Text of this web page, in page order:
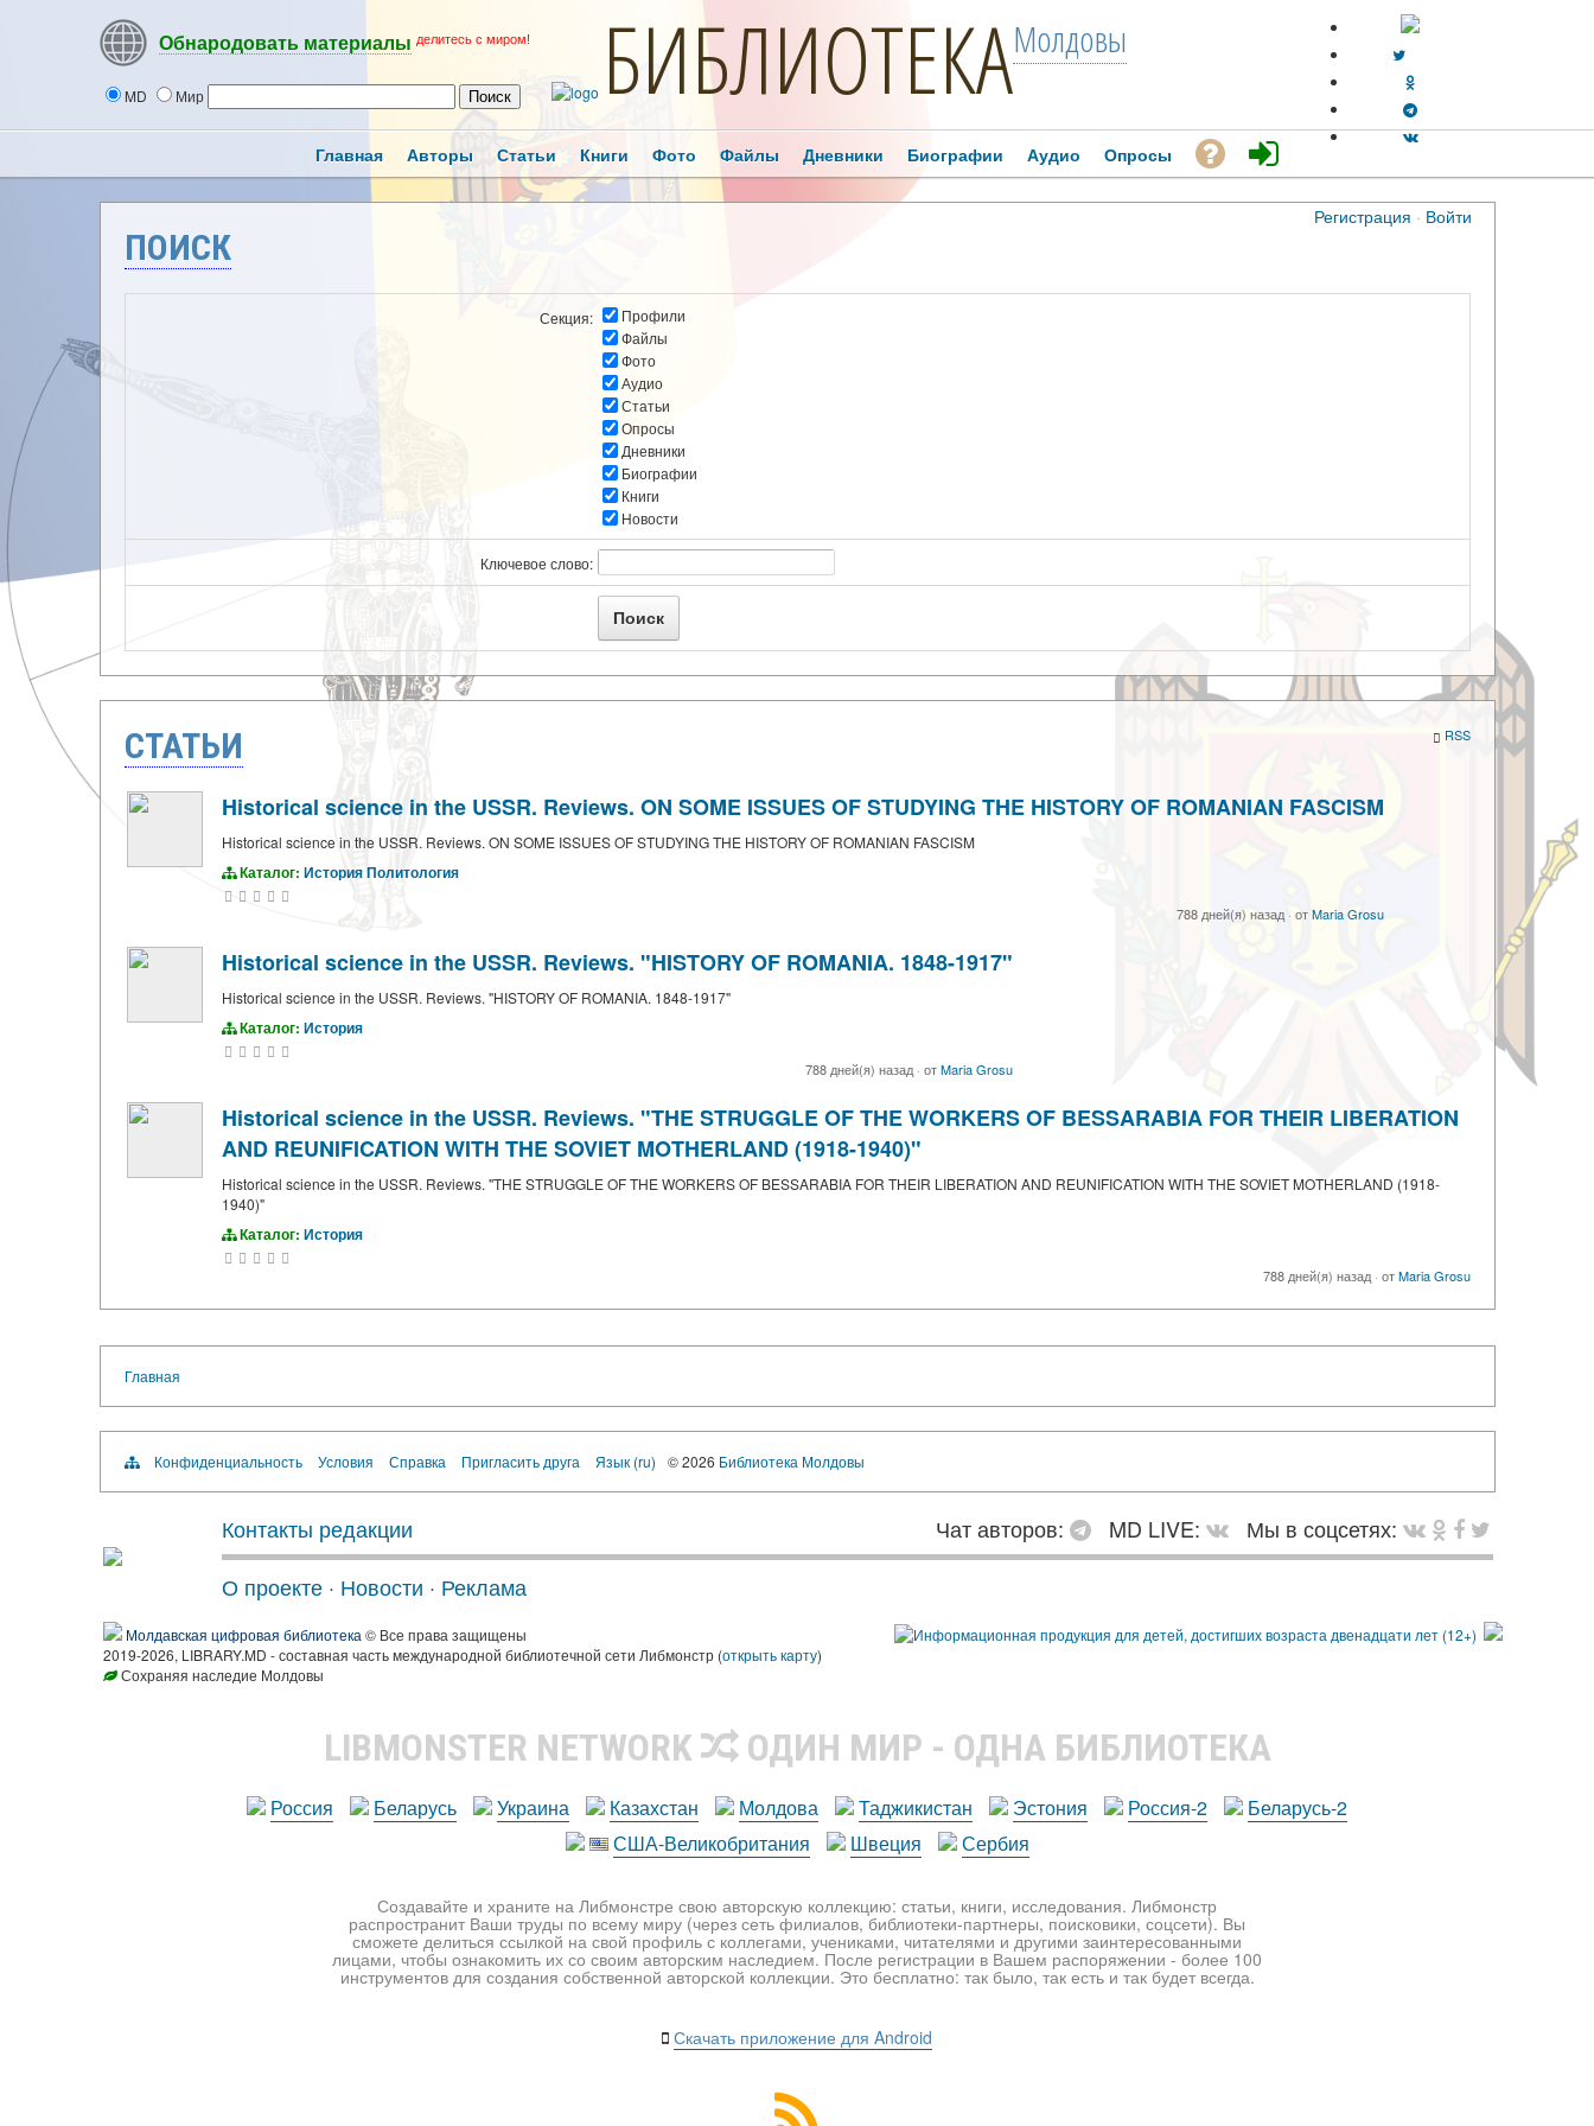
Обнародовать материалы делитесь с миром!
MD Мир БИБЛИОТЕКАМолдовы
Регистрация · Войти
Главная Авторы Статьи Книги Фото Файлы Дневники Биографии Аудио Опросы
ПОИСК
Секция:
Профили
Файлы
Фото
Аудио
Статьи
Опросы
Дневники
Биографии
Книги
Новости
Ключевое слово:
СТАТЬИ RSS
Historical science in the USSR. Reviews. ON SOME ISSUES OF STUDYING THE HISTORY OF ROMANIAN FASCISM
Historical science in the USSR. Reviews. ON SOME ISSUES OF STUDYING THE HISTORY OF ROMANIAN FASCISM
Каталог: ИсторияПолитология
788 дней(я) назад · отMaria Grosu
Historical science in the USSR. Reviews. "HISTORY OF ROMANIA. 1848-1917"
Historical science in the USSR. Reviews. "HISTORY OF ROMANIA. 1848-1917"
Каталог: История
788 дней(я) назад · отMaria Grosu
Historical science in the USSR. Reviews. "THE STRUGGLE OF THE WORKERS OF BESSARABIA FOR THEIR LIBERATION
AND REUNIFICATION WITH THE SOVIET MOTHERLAND (1918-1940)"
Historical science in the USSR. Reviews. "THE STRUGGLE OF THE WORKERS OF BESSARABIA FOR THEIR LIBERATION AND REUNIFICATION WITH THE SOVIET MOTHERLAND (1918-
1940)"
Каталог: История
788 дней(я) назад · отMaria Grosu
Главная
Конфиденциальность Условия Справка Пригласить друга Язык (ru) © 2026 Библиотека Молдовы
Контакты редакции Чат авторов: MD LIVE:
Мы в соцсетях:
О проекте · Новости · Реклама
Молдавская цифровая библиотека © Все права защищены
2019-2026, LIBRARY.MD - составная часть международной библиотечной сети Либмонстр (открыть карту)
Сохраняя наследие Молдовы
LIBMONSTER NETWORK ОДИН МИР - ОДНА БИБЛИОТЕКА
Россия Беларусь Украина Казахстан Молдова Таджикистан Эстония Россия-2
Беларусь-2
США-Великобритания
Швеция Сербия
Создавайте и храните на Либмонстре свою авторскую коллекцию: статьи, книги, исследования. Либмонстр
распространит Ваши труды по всему миру (через сеть филиалов, библиотеки-партнеры, поисковики, соцсети). Вы
сможете делиться ссылкой на свой профиль с коллегами, учениками, читателями и другими заинтересованными
лицами, чтобы ознакомить их со своим авторским наследием. После регистрации в Вашем распоряжении - более 100
инструментов для создания собственной авторской коллекции. Это бесплатно: так было, так есть и так будет всегда.
Скачать приложение для Android